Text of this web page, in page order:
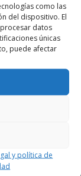
como las
del dispositivo. El
datos
únicas
puede afectar
y política de